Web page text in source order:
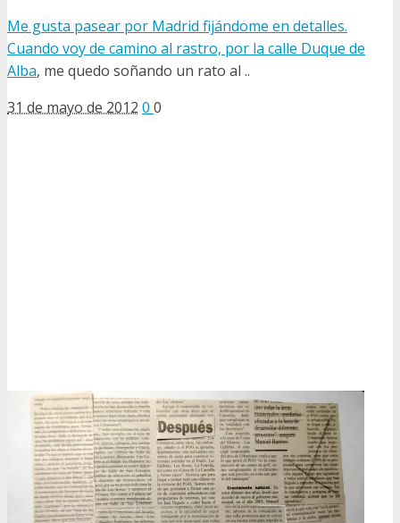
Me gusta pasear por Madrid fijándome en detalles.
Cuando voy de camino al rastro, por la calle Duque de
Alba, me quedo soñando un rato al ..
31 de mayo de 2012 0 0